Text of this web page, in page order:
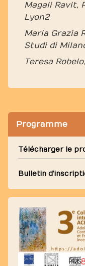
Magali Ravit,
Lyon2
Maria Grazia
Studi di
Teresa
Programme
Télécharger le
Bulletin